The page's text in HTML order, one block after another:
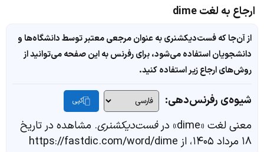
ارجاع به لغت dime
از آن‌جا که فست‌دیکشنری به عنوان مرجعی معتبر توسط دانشگاه‌ها و
دانشجویان استفاده می‌شود، برای رفرنس به این صفحه می‌توانید از
روش‌های ارجاع زیر استفاده کنید.
شیوه‌ی رفرنس‌دهی: کپی
معنی لغت «dime» در فست‌دیکشنری. مشاهده در تاریخ
۱۸ مرداد ۱۴۰۵، از https://fastdic.com/word/dime